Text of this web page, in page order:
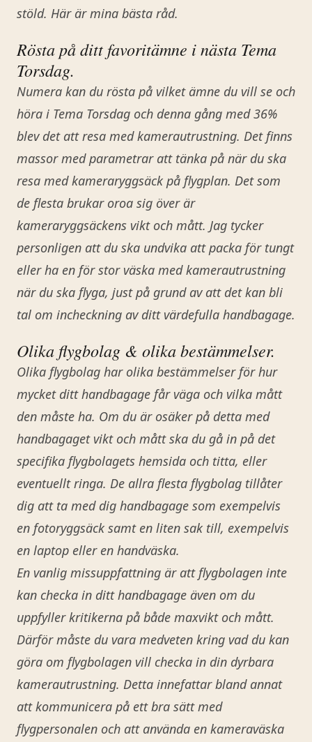
stöld. Här är mina bästa råd.
Rösta på ditt favoritämne i nästa Tema
Torsdag.
Numera kan du rösta på vilket ämne du vill se och
höra i Tema Torsdag och denna gång med 36%
blev det att resa med kamerautrustning. Det finns
massor med parametrar att tänka på när du ska
resa med kameraryggsäck på flygplan. Det som
de flesta brukar oroa sig över är
kameraryggsäckens vikt och mått. Jag tycker
personligen att du ska undvika att packa för tungt
eller ha en för stor väska med kamerautrustning
när du ska flyga, just på grund av att det kan bli
tal om incheckning av ditt värdefulla handbagage.
Olika flygbolag & olika bestämmelser.
Olika flygbolag har olika bestämmelser för hur
mycket ditt handbagage får väga och vilka mått
den måste ha. Om du är osäker på detta med
handbagaget vikt och mått ska du gå in på det
specifika flygbolagets hemsida och titta, eller
eventuellt ringa. De allra flesta flygbolag tillåter
dig att ta med dig handbagage som exempelvis
en fotoryggsäck samt en liten sak till, exempelvis
en laptop eller en handväska.
En vanlig missuppfattning är att flygbolagen inte
kan checka in ditt handbagage även om du
uppfyller kritikerna på både maxvikt och mått.
Därför måste du vara medveten kring vad du kan
göra om flygbolagen vill checka in din dyrbara
kamerautrustning. Detta innefattar bland annat
att kommunicera på ett bra sätt med
flygpersonalen och att använda en kameraväska